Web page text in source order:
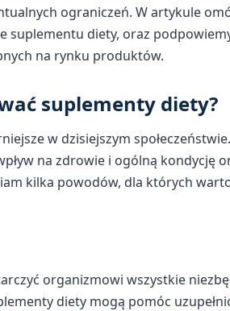
ograniczeń. W artykule
diety, oraz
na rynku produktów.
suplementy diety?
w dzisiejszym
na zdrowie i ogólną kondycję
kilka powodów, dla których
organizmowi wszystkie
diety mogą pomóc